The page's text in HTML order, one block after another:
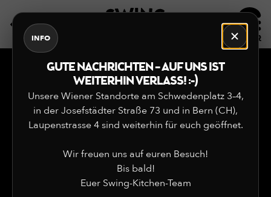
INFO
GUTE NACHRICHTEN – AUF UNS IST
WEITERHIN VERLASS! :-)
Unsere Wiener Standorte am Schwedenplatz 3–4,
in der Josefstädter Straße 73 und in Bern (CH),
Laupenstrasse 4 sind weiterhin für euch geöffnet.
Wir freuen uns auf euren Besuch!
Bis bald!
Euer Swing-Kitchen-Team
EN